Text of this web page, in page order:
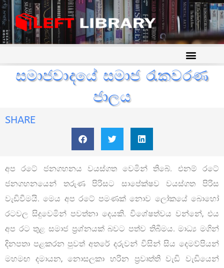
සමාජවාදයේ සමාජ රැකවරණ
ජාලය
SHARE
අප රටේ ජනගහනය වයස්ගත වෙමින් තිබේ. එනම් රටේ
ජනගහනයෙන් තරුණ පිරිසට සාපේක්ෂව වයස්ගත පිරිස
වැඩිවීමයි. මෙය අප රටේ පමණක් නොව ලෝකයේ බොහෝ
රටවල සිදුවෙමින් පවත්නා දෙයකි. විශේෂත්වය වන්නේ, එය
අප රට තුළ සමාජ ප්‍රශ්නයක් බවට පත්ව තිබීමය. මාධ්‍ය මගින්
දිනපතා පළකරන පුවත් අතරේ දරුවන් විසින් සිය දෙමව්පියන්
මහමඟ දමායන, නොසලකා හරින ප්‍රවෘත්ති වැඩි වැඩියෙන්